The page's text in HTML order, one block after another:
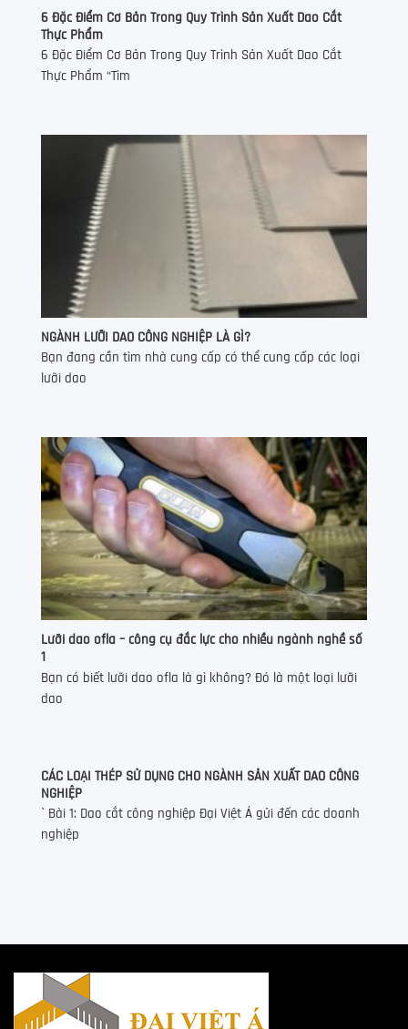
6 Đặc Điểm Cơ Bản Trong Quy Trình Sản Xuất Dao Cắt
Thực Phẩm
6 Đặc Điểm Cơ Bản Trong Quy Trình Sản Xuất Dao Cắt
Thực Phẩm “Tìm
NGÀNH LƯỠI DAO CÔNG NGHIỆP LÀ GÌ?
Bạn đang cần tìm nhà cung cấp có thể cung cấp các loại
lưỡi dao
Lưỡi dao ofla – công cụ đắc lực cho nhiều ngành nghề số
1
Bạn có biết lưỡi dao ofla là gì không? Đó là một loại lưỡi
dao
CÁC LOẠI THÉP SỬ DỤNG CHO NGÀNH SẢN XUẤT DAO CÔNG
NGHIỆP
` Bài 1: Dao cắt công nghiệp Đại Việt Á gửi đến các doanh
nghiệp